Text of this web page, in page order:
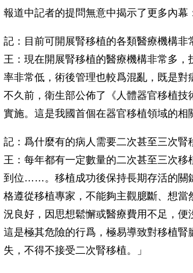
報道中記者的提問無意中揭示了更多內幕
記：目前可開展腎移植的各類醫療機構非
王：現在開展腎移植的醫療機構非常多
率非常低，術後管理也較爲混亂，既是對
不久前，衛生部公佈了《人體器官移植
實施。這是我國首個在器官移植領域的
記：爲什麼有的病人需要二次甚至三次
王：每年都有一定數量的二次甚至三次
到位……。移植成功後保持長期存活的關
格遵從移植專家，不能夠主觀臆斷、想
況良好，因思想鬆懈或醫療費用不足，便
這是極其危險的行爲，極易導致對移植
失，不得不接受二次腎移植。」